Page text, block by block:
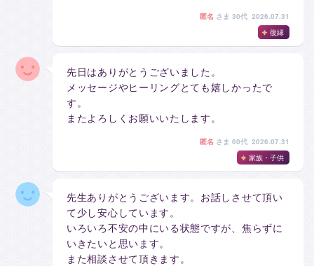
匿名 さま 30代 2026.07.31
復縁
先日はありがとうございました。
メッセージやヒーリングとても嬉しかったで
す。
またよろしくお願いいたします。
匿名 さま 60代 2026.07.31
家族・子供
先生ありがとうございます。お話しさせて頂い
て少し安心しています。
いろいろ不安の中にいる状態ですが、焦らずに
いきたいと思います。
また相談させて頂きます。